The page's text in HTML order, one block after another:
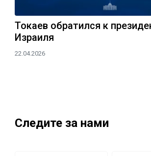
Токаев обратился к
Израиля
22.04.2026
Следите за нами